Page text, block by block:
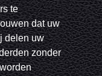
te
dat uw
delen uw
zonder